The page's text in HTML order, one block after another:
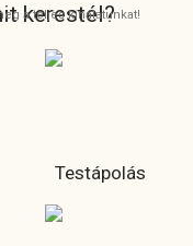
kerestél?
a teljes kínálatunkat!
Testápolás